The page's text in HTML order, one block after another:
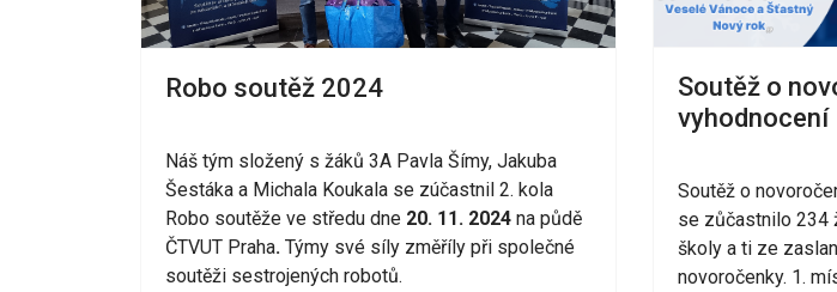
Robo soutěž 2024
Náš tým složený s žáků 3A Pavla Šímy, Jakuba
Šestáka a Michala Koukala se zúčastnil 2. kola
Robo soutěže ve středu dne 20. 11. 2024 na půdě
ČTVUT Praha. Týmy své síly změříly při společné
soutěži sestrojených robotů.
Soutěž o
vyhodnocení
Soutěž o
se zůčastnilo 234
školy a ti ze
novoročenky. 1.